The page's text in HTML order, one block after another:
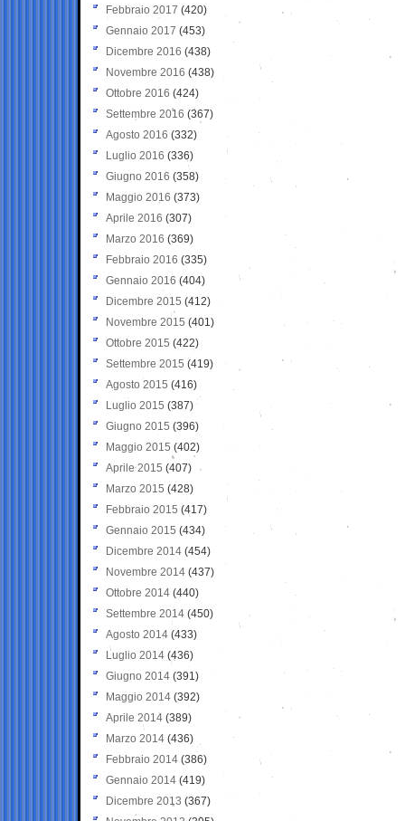
Febbraio 2017 (420)
Gennaio 2017 (453)
Dicembre 2016 (438)
Novembre 2016 (438)
Ottobre 2016 (424)
Settembre 2016 (367)
Agosto 2016 (332)
Luglio 2016 (336)
Giugno 2016 (358)
Maggio 2016 (373)
Aprile 2016 (307)
Marzo 2016 (369)
Febbraio 2016 (335)
Gennaio 2016 (404)
Dicembre 2015 (412)
Novembre 2015 (401)
Ottobre 2015 (422)
Settembre 2015 (419)
Agosto 2015 (416)
Luglio 2015 (387)
Giugno 2015 (396)
Maggio 2015 (402)
Aprile 2015 (407)
Marzo 2015 (428)
Febbraio 2015 (417)
Gennaio 2015 (434)
Dicembre 2014 (454)
Novembre 2014 (437)
Ottobre 2014 (440)
Settembre 2014 (450)
Agosto 2014 (433)
Luglio 2014 (436)
Giugno 2014 (391)
Maggio 2014 (392)
Aprile 2014 (389)
Marzo 2014 (436)
Febbraio 2014 (386)
Gennaio 2014 (419)
Dicembre 2013 (367)